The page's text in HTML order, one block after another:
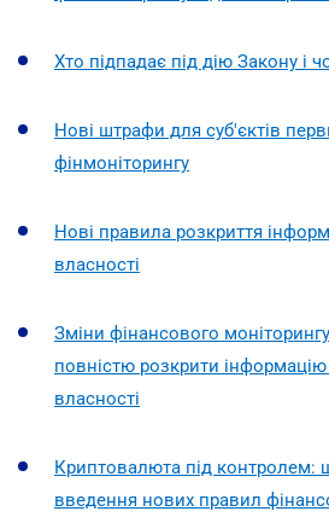
Хто підпадає під дію Закону і
Нові штрафи для суб'єктів
фінмоніторингу
Нові правила розкриття
власності
Зміни фінансового
повністю розкрити інформацію
власності
Криптовалюта під контролем:
введення нових правил